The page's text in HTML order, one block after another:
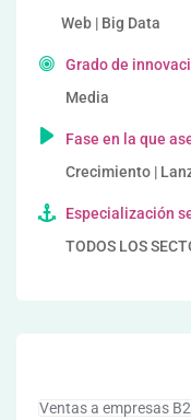
Web | Big Data
Grado de
Media
Fase en la que
Crecimiento |
Especialización
TODOS LOS
Ventas a empresas